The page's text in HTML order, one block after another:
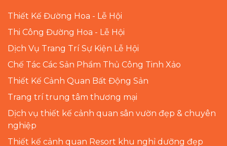
Thiết Kế Đường Hoa - Lễ Hội
Thi Công Đường Hoa - Lễ Hội
Dịch Vụ Trang Trí Sự Kiện Lễ Hội
Chế Tác Các Sản Phẩm Thủ Công Tinh Xảo
Thiết Kế Cảnh Quan Bất Động Sản
Trang trí trung tâm thương mại
Dịch vụ thiết kế cảnh quan sân vườn đẹp & chuyên
nghiệp
Thiết kế cảnh quan Resort khu nghỉ dưỡng đẹp